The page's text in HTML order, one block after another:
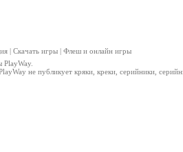
| Скачать игры | Флеш и онлайн игры
PlayWay.
не публикует кряки, креки, серийники,